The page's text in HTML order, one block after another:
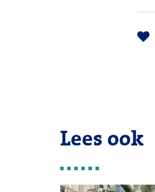
Lees ook